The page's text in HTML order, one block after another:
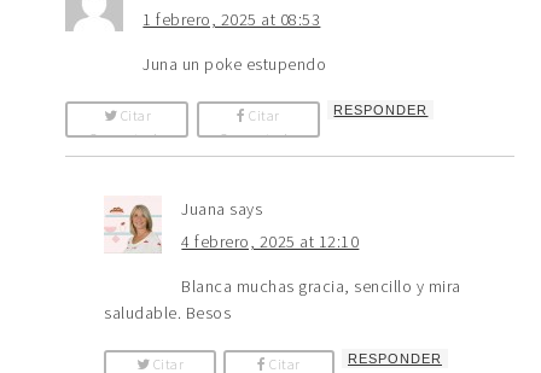
1 febrero, 2025 at 08:53
Juna un poke estupendo
Citar
Comentario
Citar
Comentario
RESPONDER
Juana says
4 febrero, 2025 at 12:10
Blanca muchas gracia, sencillo y mira
saludable. Besos
Citar Citar RESPONDER